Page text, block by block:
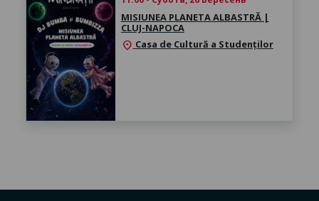
MISIUNEA PLANETA ALBASTRĂ |
CLUJ-NAPOCA
location_on Casa de Cultură a Studenților